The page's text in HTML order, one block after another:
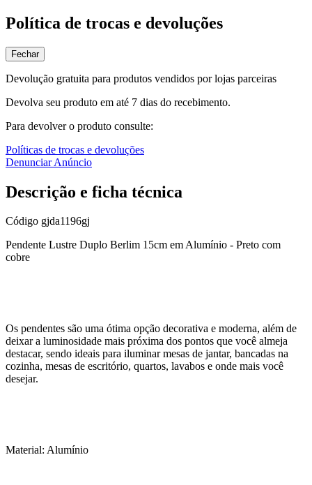
Política de trocas e devoluções
Fechar
Devolução gratuita para produtos vendidos por lojas parceiras
Devolva seu produto em até 7 dias do recebimento.
Para devolver o produto consulte:
Políticas de trocas e devoluções
Denunciar Anúncio
Descrição e ficha técnica
Código gjda1196gj
Pendente Lustre Duplo Berlim 15cm em Alumínio - Preto com
cobre
Os pendentes são uma ótima opção decorativa e moderna, além de
deixar a luminosidade mais próxima dos pontos que você almeja
destacar, sendo ideais para iluminar mesas de jantar, bancadas na
cozinha, mesas de escritório, quartos, lavabos e onde mais você
desejar.
Material: Alumínio